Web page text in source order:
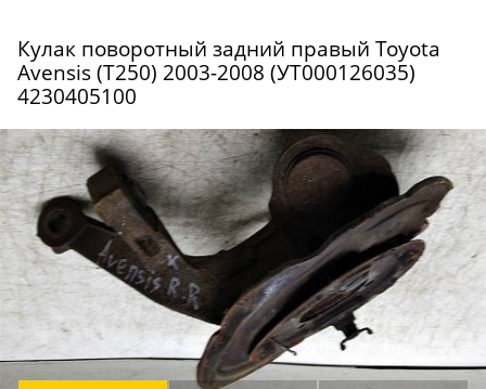
Кулак поворотный задний правый Toyota
Avensis (T250) 2003-2008 (УТ000126035)
4230405100